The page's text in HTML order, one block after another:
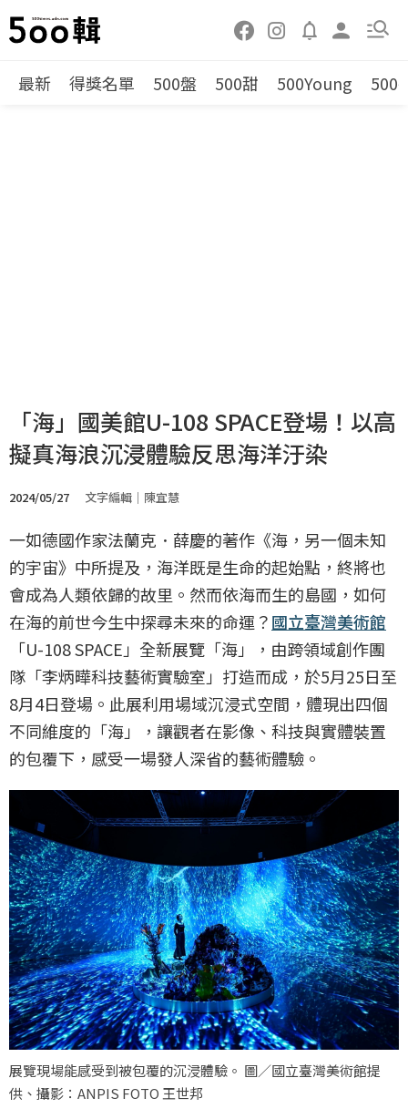
最新 得獎名單 500盤 500甜 500Young 500
「海」國美館U-108 SPACE登場！以高
擬真海浪沉浸體驗反思海洋汙染
2024/05/27 文字編輯｜陳宜慧
一如德國作家法蘭克．薛慶的著作《海，另一個未知
的宇宙》中所提及，海洋既是生命的起始點，終將也
會成為人類依歸的故里。然而依海而生的島國，如何
在海的前世今生中探尋未來的命運？國立臺灣美術館
「U-108 SPACE」全新展覽「海」，由跨領域創作團
隊「李炳曄科技藝術實驗室」打造而成，於5月25日至
8月4日登場。此展利用場域沉浸式空間，體現出四個
不同維度的「海」，讓觀者在影像、科技與實體裝置
的包覆下，感受一場發人深省的藝術體驗。
展覽現場能感受到被包覆的沉浸體驗。 圖／國立臺灣美術館提
供、攝影：ANPIS FOTO 王世邦